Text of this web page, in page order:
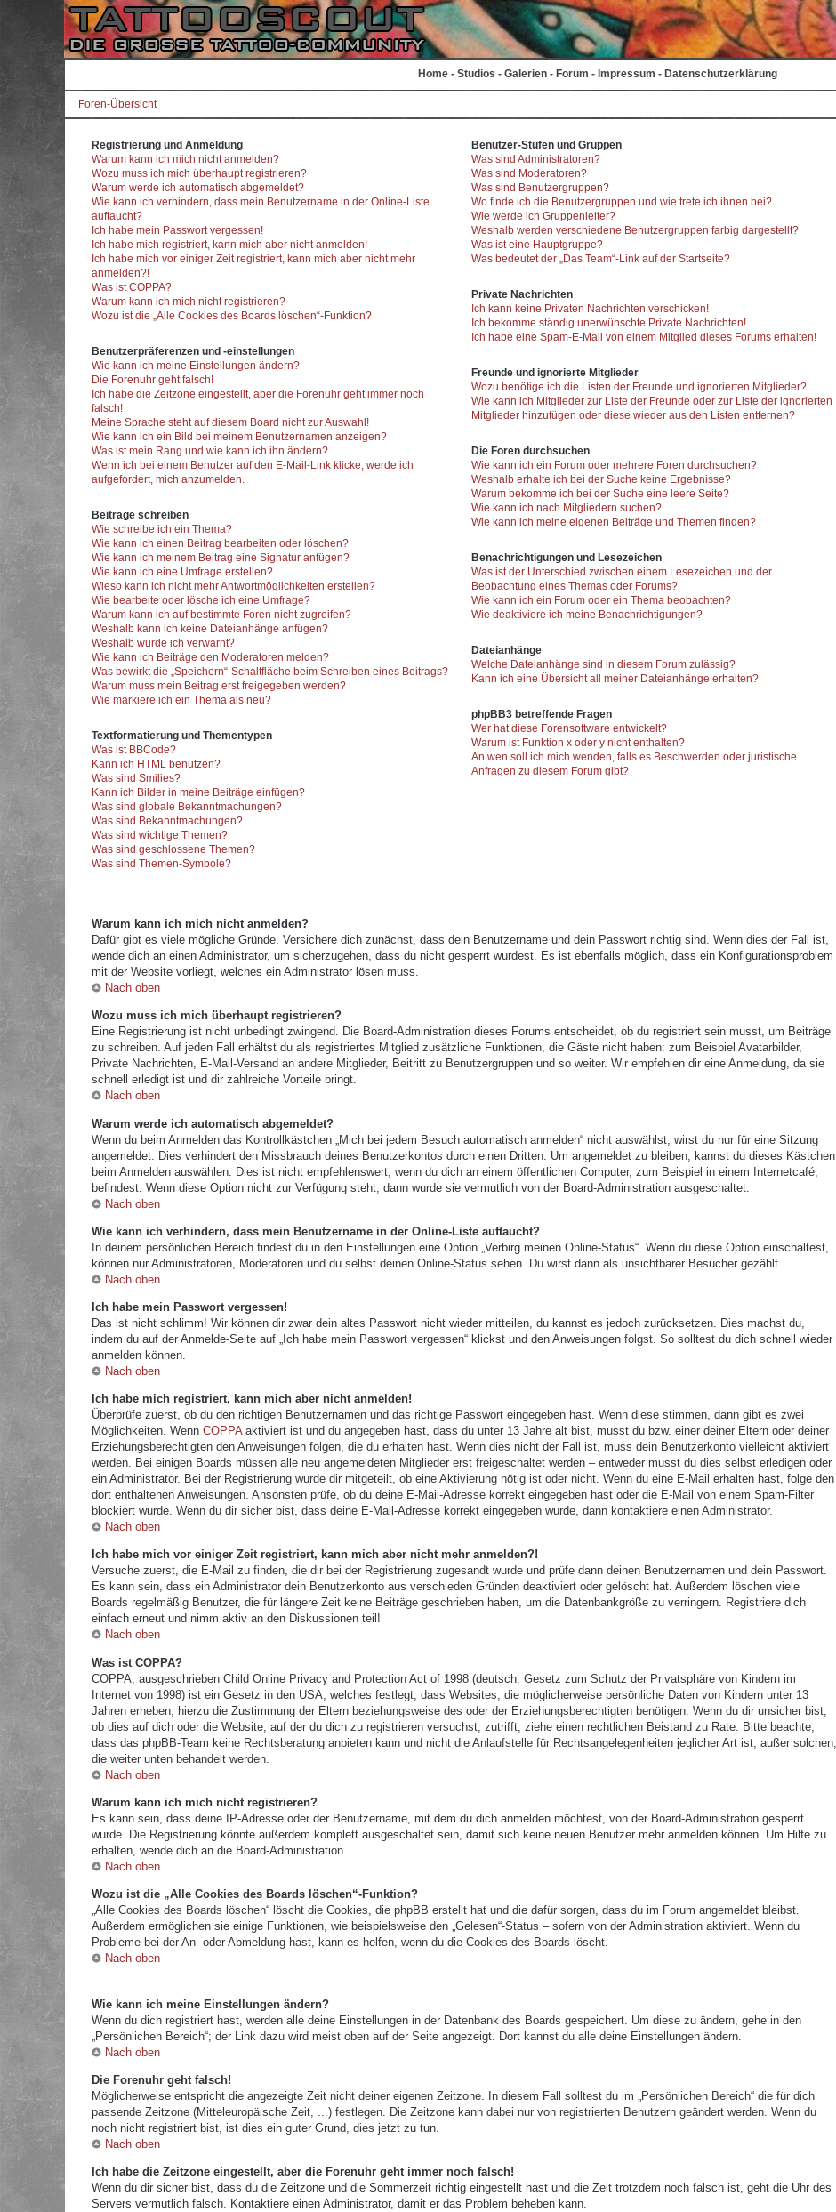
Home - Studios - Galerien - Forum - Impressum - Datenschutzerklärung
Foren-Übersicht
Registrierung und Anmeldung
Warum kann ich mich nicht anmelden?
Wozu muss ich mich überhaupt registrieren?
Warum werde ich automatisch abgemeldet?
Wie kann ich verhindern, dass mein Benutzername in der Online-Liste
auftaucht?
Ich habe mein Passwort vergessen!
Ich habe mich registriert, kann mich aber nicht anmelden!
Ich habe mich vor einiger Zeit registriert, kann mich aber nicht mehr
anmelden?!
Was ist COPPA?
Warum kann ich mich nicht registrieren?
Wozu ist die „Alle Cookies des Boards löschen“-Funktion?
Benutzerpräferenzen und -einstellungen
Wie kann ich meine Einstellungen ändern?
Die Forenuhr geht falsch!
Ich habe die Zeitzone eingestellt, aber die Forenuhr geht immer noch
falsch!
Meine Sprache steht auf diesem Board nicht zur Auswahl!
Wie kann ich ein Bild bei meinem Benutzernamen anzeigen?
Was ist mein Rang und wie kann ich ihn ändern?
Wenn ich bei einem Benutzer auf den E-Mail-Link klicke, werde ich
aufgefordert, mich anzumelden.
Beiträge schreiben
Wie schreibe ich ein Thema?
Wie kann ich einen Beitrag bearbeiten oder löschen?
Wie kann ich meinem Beitrag eine Signatur anfügen?
Wie kann ich eine Umfrage erstellen?
Wieso kann ich nicht mehr Antwortmöglichkeiten erstellen?
Wie bearbeite oder lösche ich eine Umfrage?
Warum kann ich auf bestimmte Foren nicht zugreifen?
Weshalb kann ich keine Dateianhänge anfügen?
Weshalb wurde ich verwarnt?
Wie kann ich Beiträge den Moderatoren melden?
Was bewirkt die „Speichern“-Schaltfläche beim Schreiben eines Beitrags?
Warum muss mein Beitrag erst freigegeben werden?
Wie markiere ich ein Thema als neu?
Textformatierung und Thementypen
Was ist BBCode?
Kann ich HTML benutzen?
Was sind Smilies?
Kann ich Bilder in meine Beiträge einfügen?
Was sind globale Bekanntmachungen?
Was sind Bekanntmachungen?
Was sind wichtige Themen?
Was sind geschlossene Themen?
Was sind Themen-Symbole?
Benutzer-Stufen und Gruppen
Was sind Administratoren?
Was sind Moderatoren?
Was sind Benutzergruppen?
Wo finde ich die Benutzergruppen und wie trete ich ihnen bei?
Wie werde ich Gruppenleiter?
Weshalb werden verschiedene Benutzergruppen farbig dargestellt?
Was ist eine Hauptgruppe?
Was bedeutet der „Das Team“-Link auf der Startseite?
Private Nachrichten
Ich kann keine Privaten Nachrichten verschicken!
Ich bekomme ständig unerwünschte Private Nachrichten!
Ich habe eine Spam-E-Mail von einem Mitglied dieses Forums erhalten!
Freunde und ignorierte Mitglieder
Wozu benötige ich die Listen der Freunde und ignorierten Mitglieder?
Wie kann ich Mitglieder zur Liste der Freunde oder zur Liste der ignorierten
Mitglieder hinzufügen oder diese wieder aus den Listen entfernen?
Die Foren durchsuchen
Wie kann ich ein Forum oder mehrere Foren durchsuchen?
Weshalb erhalte ich bei der Suche keine Ergebnisse?
Warum bekomme ich bei der Suche eine leere Seite?
Wie kann ich nach Mitgliedern suchen?
Wie kann ich meine eigenen Beiträge und Themen finden?
Benachrichtigungen und Lesezeichen
Was ist der Unterschied zwischen einem Lesezeichen und der
Beobachtung eines Themas oder Forums?
Wie kann ich ein Forum oder ein Thema beobachten?
Wie deaktiviere ich meine Benachrichtigungen?
Dateianhänge
Welche Dateianhänge sind in diesem Forum zulässig?
Kann ich eine Übersicht all meiner Dateianhänge erhalten?
phpBB3 betreffende Fragen
Wer hat diese Forensoftware entwickelt?
Warum ist Funktion x oder y nicht enthalten?
An wen soll ich mich wenden, falls es Beschwerden oder juristische
Anfragen zu diesem Forum gibt?
Warum kann ich mich nicht anmelden?
Dafür gibt es viele mögliche Gründe. Versichere dich zunächst, dass dein Benutzername und dein Passwort richtig sind. Wenn dies der Fall ist,
wende dich an einen Administrator, um sicherzugehen, dass du nicht gesperrt wurdest. Es ist ebenfalls möglich, dass ein Konfigurationsproblem
mit der Website vorliegt, welches ein Administrator lösen muss.
Nach oben
Wozu muss ich mich überhaupt registrieren?
Eine Registrierung ist nicht unbedingt zwingend. Die Board-Administration dieses Forums entscheidet, ob du registriert sein musst, um Beiträge
zu schreiben. Auf jeden Fall erhältst du als registriertes Mitglied zusätzliche Funktionen, die Gäste nicht haben: zum Beispiel Avatarbilder,
Private Nachrichten, E-Mail-Versand an andere Mitglieder, Beitritt zu Benutzergruppen und so weiter. Wir empfehlen dir eine Anmeldung, da sie
schnell erledigt ist und dir zahlreiche Vorteile bringt.
Nach oben
Warum werde ich automatisch abgemeldet?
Wenn du beim Anmelden das Kontrollkästchen „Mich bei jedem Besuch automatisch anmelden“ nicht auswählst, wirst du nur für eine Sitzung
angemeldet. Dies verhindert den Missbrauch deines Benutzerkontos durch einen Dritten. Um angemeldet zu bleiben, kannst du dieses Kästchen
beim Anmelden auswählen. Dies ist nicht empfehlenswert, wenn du dich an einem öffentlichen Computer, zum Beispiel in einem Internetcafé,
befindest. Wenn diese Option nicht zur Verfügung steht, dann wurde sie vermutlich von der Board-Administration ausgeschaltet.
Nach oben
Wie kann ich verhindern, dass mein Benutzername in der Online-Liste auftaucht?
In deinem persönlichen Bereich findest du in den Einstellungen eine Option „Verbirg meinen Online-Status“. Wenn du diese Option einschaltest,
können nur Administratoren, Moderatoren und du selbst deinen Online-Status sehen. Du wirst dann als unsichtbarer Besucher gezählt.
Nach oben
Ich habe mein Passwort vergessen!
Das ist nicht schlimm! Wir können dir zwar dein altes Passwort nicht wieder mitteilen, du kannst es jedoch zurücksetzen. Dies machst du,
indem du auf der Anmelde-Seite auf „Ich habe mein Passwort vergessen“ klickst und den Anweisungen folgst. So solltest du dich schnell wieder
anmelden können.
Nach oben
Ich habe mich registriert, kann mich aber nicht anmelden!
Überprüfe zuerst, ob du den richtigen Benutzernamen und das richtige Passwort eingegeben hast. Wenn diese stimmen, dann gibt es zwei
Möglichkeiten. Wenn COPPAaktiviert ist und du angegeben hast, dass du unter 13 Jahre alt bist, musst du bzw. einer deiner Eltern oder deiner
Erziehungsberechtigten den Anweisungen folgen, die du erhalten hast. Wenn dies nicht der Fall ist, muss dein Benutzerkonto vielleicht aktiviert
werden. Bei einigen Boards müssen alle neu angemeldeten Mitglieder erst freigeschaltet werden – entweder musst du dies selbst erledigen oder
ein Administrator. Bei der Registrierung wurde dir mitgeteilt, ob eine Aktivierung nötig ist oder nicht. Wenn du eine E-Mail erhalten hast, folge den
dort enthaltenen Anweisungen. Ansonsten prüfe, ob du deine E-Mail-Adresse korrekt eingegeben hast oder die E-Mail von einem Spam-Filter
blockiert wurde. Wenn du dir sicher bist, dass deine E-Mail-Adresse korrekt eingegeben wurde, dann kontaktiere einen Administrator.
Nach oben
Ich habe mich vor einiger Zeit registriert, kann mich aber nicht mehr anmelden?!
Versuche zuerst, die E-Mail zu finden, die dir bei der Registrierung zugesandt wurde und prüfe dann deinen Benutzernamen und dein Passwort.
Es kann sein, dass ein Administrator dein Benutzerkonto aus verschieden Gründen deaktiviert oder gelöscht hat. Außerdem löschen viele
Boards regelmäßig Benutzer, die für längere Zeit keine Beiträge geschrieben haben, um die Datenbankgröße zu verringern. Registriere dich
einfach erneut und nimm aktiv an den Diskussionen teil!
Nach oben
Was ist COPPA?
COPPA, ausgeschrieben Child Online Privacy and Protection Act of 1998 (deutsch: Gesetz zum Schutz der Privatsphäre von Kindern im
Internet von 1998) ist ein Gesetz in den USA, welches festlegt, dass Websites, die möglicherweise persönliche Daten von Kindern unter 13
Jahren erheben, hierzu die Zustimmung der Eltern beziehungsweise des oder der Erziehungsberechtigten benötigen. Wenn du dir unsicher bist,
ob dies auf dich oder die Website, auf der du dich zu registrieren versuchst, zutrifft, ziehe einen rechtlichen Beistand zu Rate. Bitte beachte,
dass das phpBB-Team keine Rechtsberatung anbieten kann und nicht die Anlaufstelle für Rechtsangelegenheiten jeglicher Art ist; außer solchen,
die weiter unten behandelt werden.
Nach oben
Warum kann ich mich nicht registrieren?
Es kann sein, dass deine IP-Adresse oder der Benutzername, mit dem du dich anmelden möchtest, von der Board-Administration gesperrt
wurde. Die Registrierung könnte außerdem komplett ausgeschaltet sein, damit sich keine neuen Benutzer mehr anmelden können. Um Hilfe zu
erhalten, wende dich an die Board-Administration.
Nach oben
Wozu ist die „Alle Cookies des Boards löschen“-Funktion?
„Alle Cookies des Boards löschen“ löscht die Cookies, die phpBB erstellt hat und die dafür sorgen, dass du im Forum angemeldet bleibst.
Außerdem ermöglichen sie einige Funktionen, wie beispielsweise den „Gelesen“-Status – sofern von der Administration aktiviert. Wenn du
Probleme bei der An- oder Abmeldung hast, kann es helfen, wenn du die Cookies des Boards löscht.
Nach oben
Wie kann ich meine Einstellungen ändern?
Wenn du dich registriert hast, werden alle deine Einstellungen in der Datenbank des Boards gespeichert. Um diese zu ändern, gehe in den
„Persönlichen Bereich“; der Link dazu wird meist oben auf der Seite angezeigt. Dort kannst du alle deine Einstellungen ändern.
Nach oben
Die Forenuhr geht falsch!
Möglicherweise entspricht die angezeigte Zeit nicht deiner eigenen Zeitzone. In diesem Fall solltest du im „Persönlichen Bereich“ die für dich
passende Zeitzone (Mitteleuropäische Zeit, ...) festlegen. Die Zeitzone kann dabei nur von registrierten Benutzern geändert werden. Wenn du
noch nicht registriert bist, ist dies ein guter Grund, dies jetzt zu tun.
Nach oben
Ich habe die Zeitzone eingestellt, aber die Forenuhr geht immer noch falsch!
Wenn du dir sicher bist, dass du die Zeitzone und die Sommerzeit richtig eingestellt hast und die Zeit trotzdem noch falsch ist, geht die Uhr des
Servers vermutlich falsch. Kontaktiere einen Administrator, damit er das Problem beheben kann.